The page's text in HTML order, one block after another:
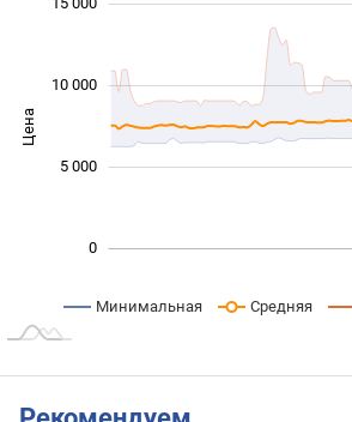
Цена
0
10 000
5 000
Минимальная Средняя